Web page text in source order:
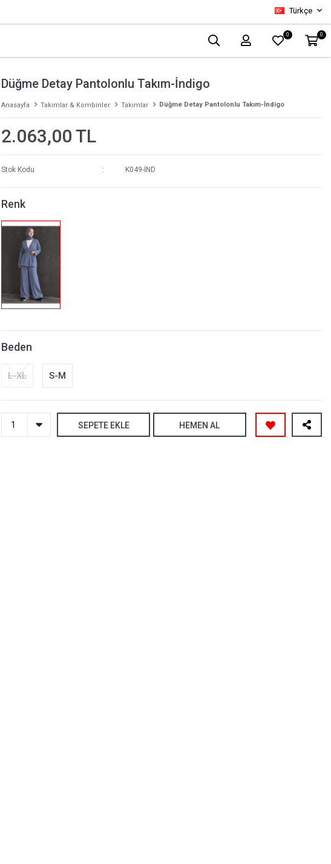
Türkçe
0 0
Düğme Detay Pantolonlu Takım-İndigo
Anasayfa Takımlar & Kombinler Takımlar Düğme Detay Pantolonlu Takım-İndigo
2.063,00 TL
Stok Kodu K049-İND
Renk
Beden
L-XL S-M
SEPETE EKLE HEMEN AL